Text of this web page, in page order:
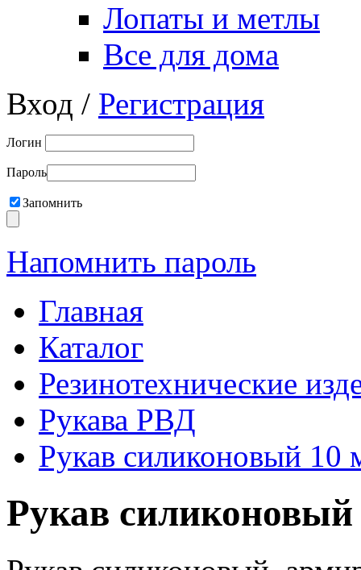
Лопаты и метлы
Все для дома
Вход / Регистрация
Логин
Пароль
Запомнить
Напомнить пароль
Главная
Каталог
Резинотехнические
Рукава РВД
Рукав силиконовый
Рукав